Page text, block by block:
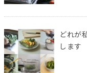
どれが
します